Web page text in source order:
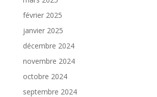
février 2025
janvier 2025
décembre 2024
novembre 2024
octobre 2024
septembre 2024